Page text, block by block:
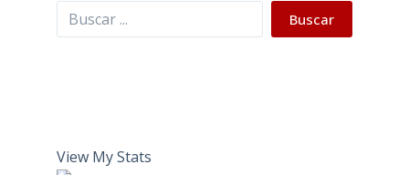
Buscar Buscar
View My Stats